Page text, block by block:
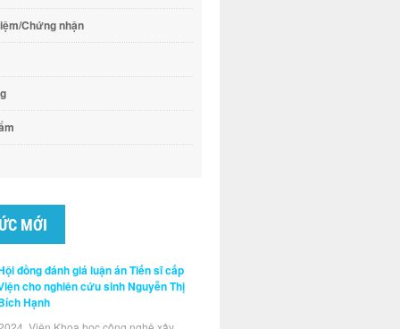
Chứng nhận
MỚI
đồng đánh giá luận án Tiến sĩ cấp
cho nghiên cứu sinh Nguyễn Thị
Hạnh